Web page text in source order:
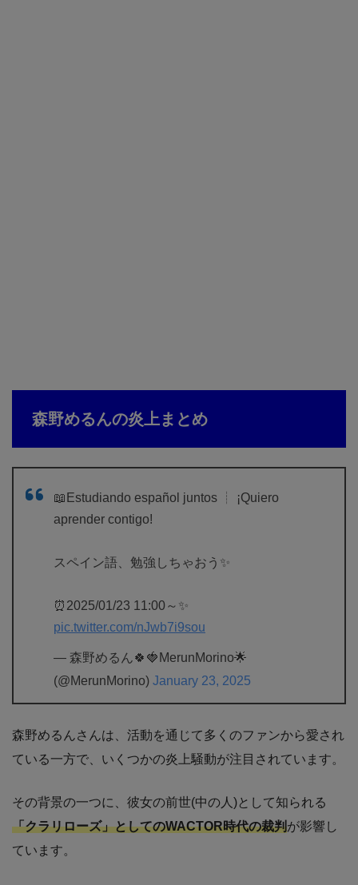
森野めるんの炎上まとめ
📖Estudiando español juntos ┊ ¡Quiero
aprender contigo!
スペイン語、勉強しちゃおう✨
⏰2025/01/23 11:00～✨
pic.twitter.com/nJwb7i9sou
— 森野めるん🍀🍓MerunMorino🌟
(@MerunMorino) January 23, 2025
森野めるんさんは、活動を通じて多くのファンから愛され
ている一方で、いくつかの炎上騒動が注目されています。
その背景の一つに、彼女の前世(中の人)として知られる
「クラリローズ」としてのWACTOR時代の裁判が影響し
ています。